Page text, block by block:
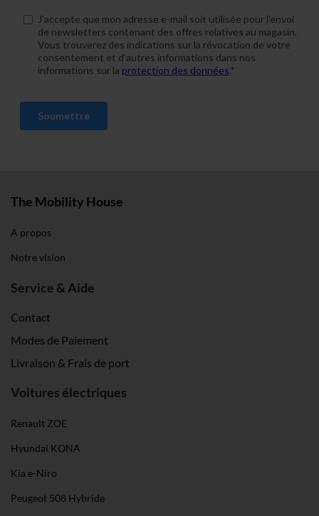
gesammelt haben. Weitere Informationen findest du in
unsererDatenschutzerklärung und unserem
Impressum.
The Mobility House
A propos
Notre vision
Service & Aide
Contact
Modes de Paiement
Livraison & Frais de port
Voitures électriques
Renault ZOE
Hyundai KONA
Kia e-Niro
Peugeot 508 Hybride